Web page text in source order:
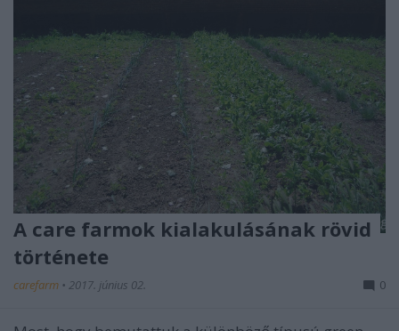
A care farmok kialakulásának rövid
története
carefarm • 2017. június 02. 0